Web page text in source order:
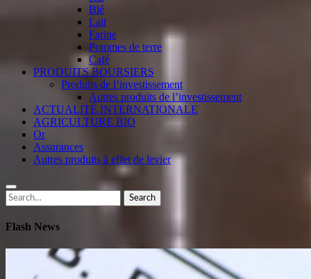
Blé
Lait
Farine
Pommes de terre
Café
PRODUITS BOURSIERS
Produits de l’investissement
Autres produits de l’investissement
ACTUALITÉ INTERNATIONALE
AGRICULTURE BIO
Or
Assurances
Autres produits à effet de levier
Search
for:
Search
Flash News